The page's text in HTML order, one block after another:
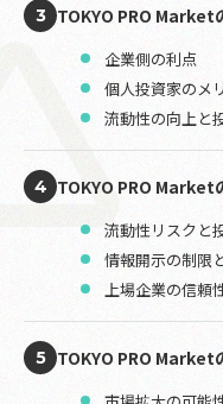
3 TOKYO PRO Market
企業側の利点
個人投資家のメ
流動性の向上と
4 TOKYO PRO Market
流動性リスクと
情報開示の制限
上場企業の信頼
5 TOKYO PRO Market